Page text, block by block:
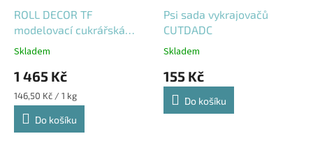
ROLL DECOR TF
modelovací cukrářská
hmota 10 kg
Skladem
1 465 Kč
Měrná
cena:
146,50 Kč / 1 kg
Do košíku
Psi sada vykrajovačů
CUTDADC
Skladem
155 Kč
Do košíku